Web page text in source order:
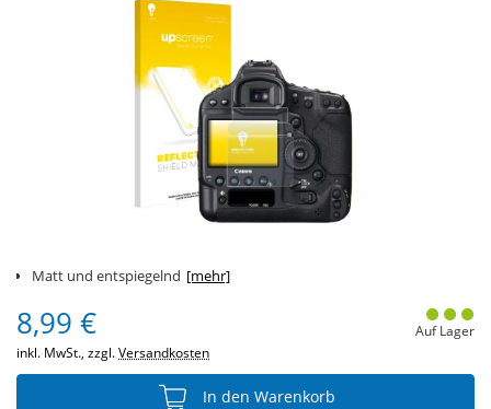
Matt und entspiegelnd [mehr]
8,99 €
inkl. MwSt., zzgl.Versandkosten
Auf Lager
In den Warenkorb